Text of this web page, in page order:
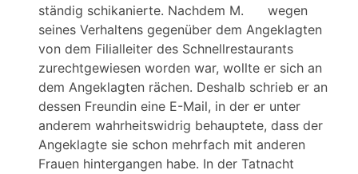
ständig schikanierte. Nachdem M. wegen
seines Verhaltens gegenüber dem Angeklagten
von dem Filialleiter des Schnellrestaurants
zurechtgewiesen worden war, wollte er sich an
dem Angeklagten rächen. Deshalb schrieb er an
dessen Freundin eine E-Mail, in der er unter
anderem wahrheitswidrig behauptete, dass der
Angeklagte sie schon mehrfach mit anderen
Frauen hintergangen habe. In der Tatnacht